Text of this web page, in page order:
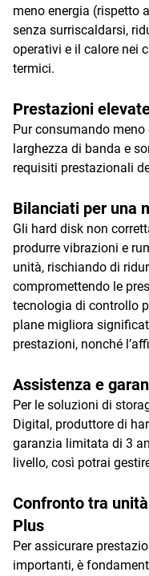
meno energia (rispetto
senza surriscaldarsi,
operativi e il calore nei
termici.
Prestazioni
Pur consumando meno
larghezza di banda e
requisiti prestazionali
Bilanciati per una
Gli hard disk non
produrre vibrazioni e
unità, rischiando di
compromettendo le
tecnologia di controllo
plane migliora
prestazioni, nonché
Assistenza e
Per le soluzioni di
Digital, produttore di
garanzia limitata di 3
livello, così potrai
Confronto tra
Plus
Per assicurare
importanti, è